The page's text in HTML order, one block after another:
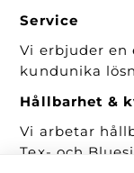
Service
Vi erbjuder en
kundunika
Hållbarhet &
Vi arbetar
Tex- och